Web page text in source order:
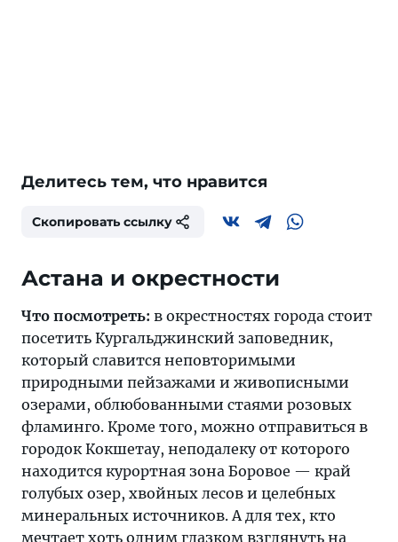
Делитесь тем, что нравится
Скопировать ссылку
Астана и окрестности
Что посмотреть: в окрестностях города стоит
посетить Кургальджинский заповедник,
который славится неповторимыми
природными пейзажами и живописными
озерами, облюбованными стаями розовых
фламинго. Кроме того, можно отправиться в
городок Кокшетау, неподалеку от которого
находится курортная зона Боровое — край
голубых озер, хвойных лесов и целебных
минеральных источников. А для тех, кто
мечтает хоть одним глазком взглянуть на